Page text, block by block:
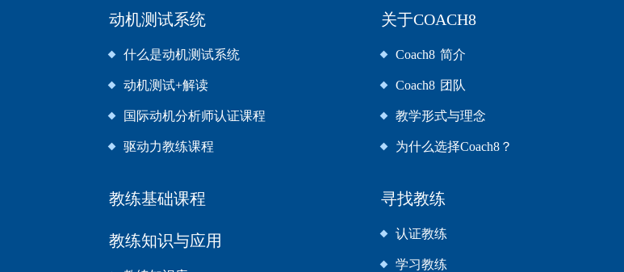
动机测试系统
什么是动机测试系统
动机测试+解读
国际动机分析师认证课程
驱动力教练课程
教练基础课程
教练知识与应用
关于COACH8
Coach8 简介
Coach8 团队
教学形式与理念
为什么选择Coach8？
寻找教练
认证教练
学习教练